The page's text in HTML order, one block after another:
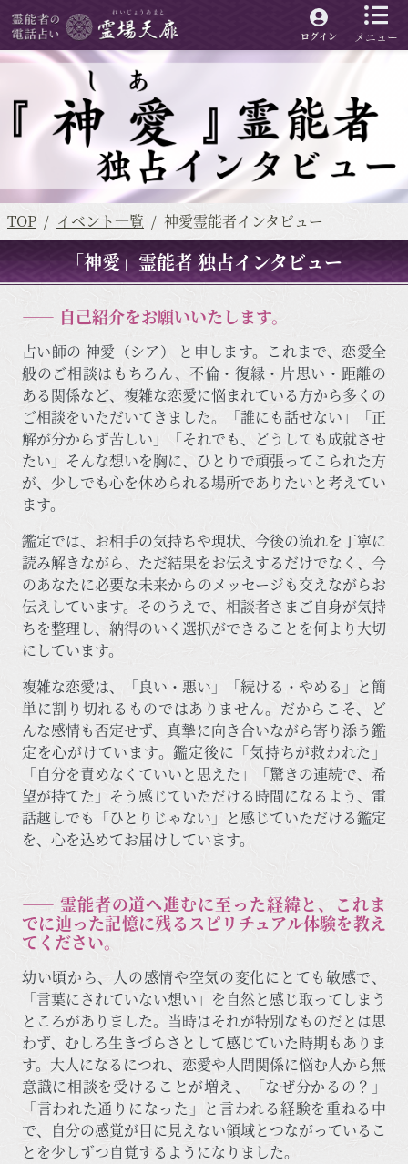
メニュー
ログイン
TOP イベント一覧 神愛霊能者インタビュー
「神愛」霊能者 独占インタビュー
―― 自己紹介をお願いいたします。
占い師の 神愛（シア） と申します。これまで、恋愛全
般のご相談はもちろん、不倫・復縁・片思い・距離の
ある関係など、複雑な恋愛に悩まれている方から多くの
ご相談をいただいてきました。「誰にも話せない」「正
解が分からず苦しい」「それでも、どうしても成就させ
たい」そんな想いを胸に、ひとりで頑張ってこられた方
が、少しでも心を休められる場所でありたいと考えてい
ます。
鑑定では、お相手の気持ちや現状、今後の流れを丁寧に
読み解きながら、ただ結果をお伝えするだけでなく、今
のあなたに必要な未来からのメッセージも交えながらお
伝えしています。そのうえで、相談者さまご自身が気持
ちを整理し、納得のいく選択ができることを何より大切
にしています。
複雑な恋愛は、「良い・悪い」「続ける・やめる」と簡
単に割り切れるものではありません。だからこそ、ど
んな感情も否定せず、真摯に向き合いながら寄り添う鑑
定を心がけています。鑑定後に「気持ちが救われた」
「自分を責めなくていいと思えた」「驚きの連続で、希
望が持てた」そう感じていただける時間になるよう、電
話越しでも「ひとりじゃない」と感じていただける鑑定
を、心を込めてお届けしています。
―― 霊能者の道へ進むに至った経緯と、これま
でに辿った記憶に残るスピリチュアル体験を教え
てください。
幼い頃から、人の感情や空気の変化にとても敏感で、
「言葉にされていない想い」を自然と感じ取ってしまう
ところがありました。当時はそれが特別なものだとは思
わず、むしろ生きづらさとして感じていた時期もありま
す。大人になるにつれ、恋愛や人間関係に悩む人から無
意識に相談を受けることが増え、「なぜ分かるの？」
「言われた通りになった」と言われる経験を重ねる中
で、自分の感覚が目に見えない領域とつながっているこ
とを少しずつ自覚するようになりました。